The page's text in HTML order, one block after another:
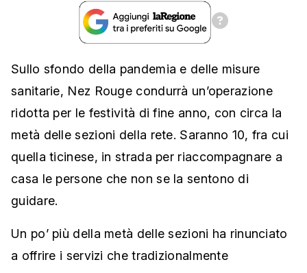
Sullo sfondo della pandemia e delle misure
sanitarie, Nez Rouge condurrà un’operazione
ridotta per le festività di fine anno, con circa la
metà delle sezioni della rete. Saranno 10, fra cui
quella ticinese, in strada per riaccompagnare a
casa le persone che non se la sentono di
guidare.
Un po’ più della metà delle sezioni ha rinunciato
a offrire i servizi che tradizionalmente